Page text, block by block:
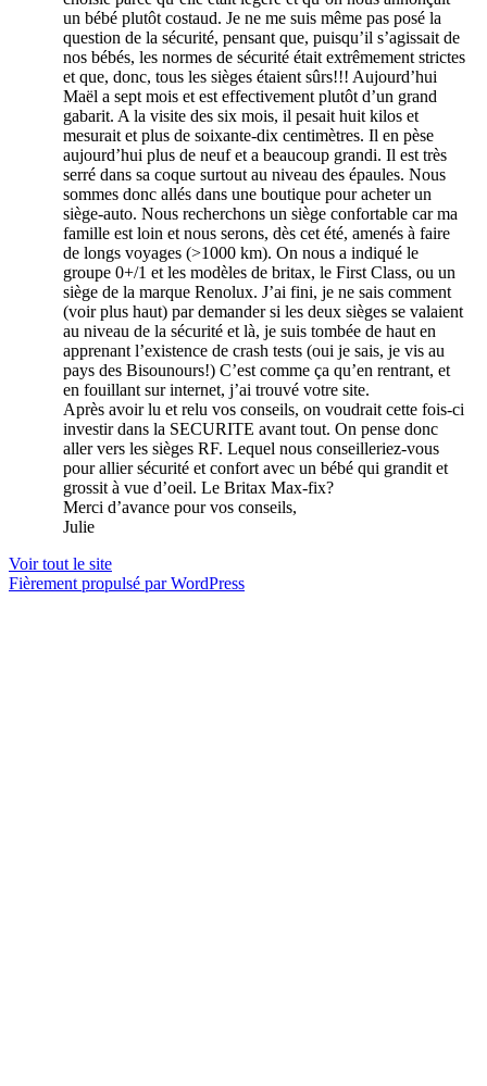
un bébé plutôt costaud. Je ne me suis même pas posé la
question de la sécurité, pensant que, puisqu’il s’agissait de
nos bébés, les normes de sécurité était extrêmement strictes
et que, donc, tous les sièges étaient sûrs!!! Aujourd’hui
Maël a sept mois et est effectivement plutôt d’un grand
gabarit. A la visite des six mois, il pesait huit kilos et
mesurait et plus de soixante-dix centimètres. Il en pèse
aujourd’hui plus de neuf et a beaucoup grandi. Il est très
serré dans sa coque surtout au niveau des épaules. Nous
sommes donc allés dans une boutique pour acheter un
siège-auto. Nous recherchons un siège confortable car ma
famille est loin et nous serons, dès cet été, amenés à faire
de longs voyages (>1000 km). On nous a indiqué le
groupe 0+/1 et les modèles de britax, le First Class, ou un
siège de la marque Renolux. J’ai fini, je ne sais comment
(voir plus haut) par demander si les deux sièges se valaient
au niveau de la sécurité et là, je suis tombée de haut en
apprenant l’existence de crash tests (oui je sais, je vis au
pays des Bisounours!) C’est comme ça qu’en rentrant, et
en fouillant sur internet, j’ai trouvé votre site.
Après avoir lu et relu vos conseils, on voudrait cette fois-ci
investir dans la SECURITE avant tout. On pense donc
aller vers les sièges RF. Lequel nous conseilleriez-vous
pour allier sécurité et confort avec un bébé qui grandit et
grossit à vue d’oeil. Le Britax Max-fix?
Merci d’avance pour vos conseils,
Julie
Voir tout le site
Fièrement propulsé par WordPress